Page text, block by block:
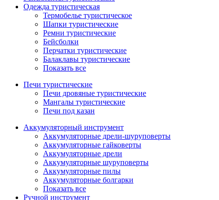
Одежда туристическая
Термобелье туристическое
Шапки туристические
Ремни туристические
Бейсболки
Перчатки туристические
Балаклавы туристические
Показать все
Печи туристические
Печи дровяные туристические
Мангалы туристические
Печи под казан
Аккумуляторный инструмент
Аккумуляторные дрели-шуруповерты
Аккумуляторные гайковерты
Аккумуляторные дрели
Аккумуляторные шуруповерты
Аккумуляторные пилы
Аккумуляторные болгарки
Показать все
Ручной инструмент